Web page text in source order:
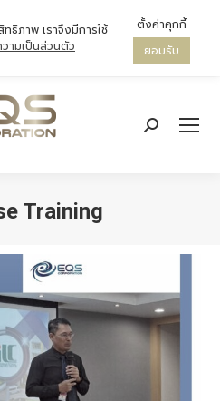
Search:
Training
ธิภาพ เราจึงมีการใช้
ามเป็นส่วนตัว
ตั้งค่าคุกกี้
ยอมรับ